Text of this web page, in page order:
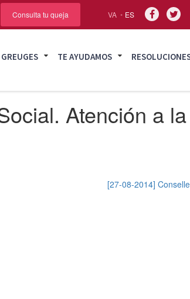
VA ES
Consulta tu queja
TE AYUDAMOS
Atención a
[27-08-2014]